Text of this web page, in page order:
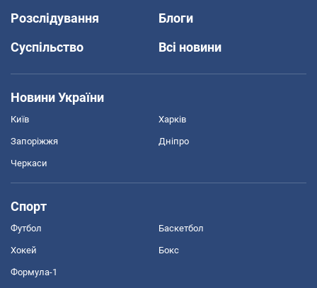
Розслідування
Блоги
Суспільство
Всі новини
Новини України
Київ Харків
Запоріжжя Дніпро
Черкаси
Спорт
Футбол Баскетбол
Хокей Бокс
Формула-1